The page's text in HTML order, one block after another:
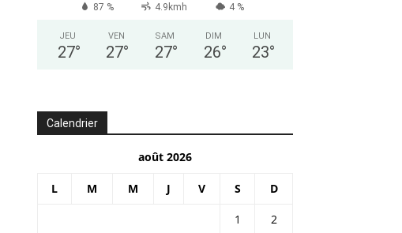
87 % 4.9kmh 4 %
JEU
27°
VEN
27°
SAM
27°
DIM
26°
LUN
23°
Calendrier
août 2026
L M M J V S D
1
2